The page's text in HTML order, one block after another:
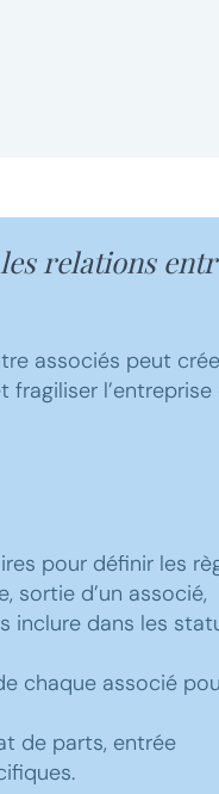
relations
associés peut
l’entreprise
pour définir les
sortie d’un associé,
inclure dans les
chaque associé
de parts, entrée